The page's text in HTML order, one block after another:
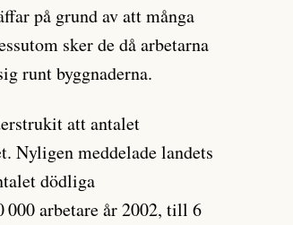
på grund av att många
sker de då arbetarna
runt byggnaderna.
att antalet
Nyligen meddelade landets
dödliga
000 arbetare år 2002, till 6